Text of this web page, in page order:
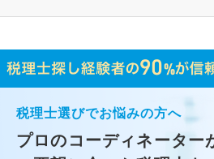
税理士選びでお悩みの方へ
プロのコーディネーター